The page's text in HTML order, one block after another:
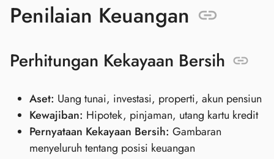
Penilaian Keuangan
Perhitungan Kekayaan Bersih
Aset: Uang tunai, investasi, properti, akun pensiun
Kewajiban: Hipotek, pinjaman, utang kartu kredit
Pernyataan Kekayaan Bersih: Gambaran
menyeluruh tentang posisi keuangan